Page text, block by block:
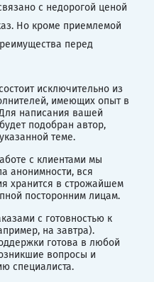
с недорогой ценой
Но кроме приемлемой
перед
исключительно из
имеющих опыт в
написания вашей
подобран автор,
теме.
с клиентами мы
анонимности, вся
хранится в строжайшем
посторонним лицам.
с готовностью к
на завтра).
готова в любой
вопросы и
специалиста.